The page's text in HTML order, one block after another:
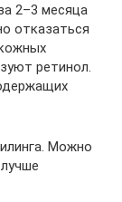
2–3 месяца
отказаться
ретинол.
Можно